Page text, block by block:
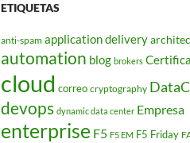
ETIQUETAS
anti-spam application delivery
automation blog brokers
cloud correo cryptography
devops dynamic data center Empresa
enterprise F5 F5 EM F5 Friday